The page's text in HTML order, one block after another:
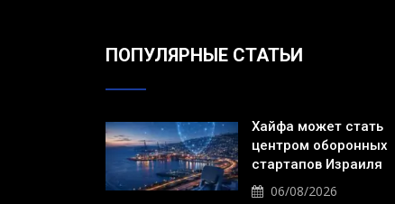
ПОПУЛЯРНЫЕ СТАТЬИ
Хайфа может стать
центром оборонных
стартапов Израиля
06/08/2026